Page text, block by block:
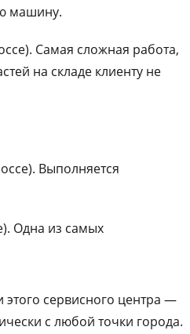
машину.
Самая сложная работа,
на складе клиенту не
Выполняется
Одна из самых
сервисного центра —
с любой точки города.